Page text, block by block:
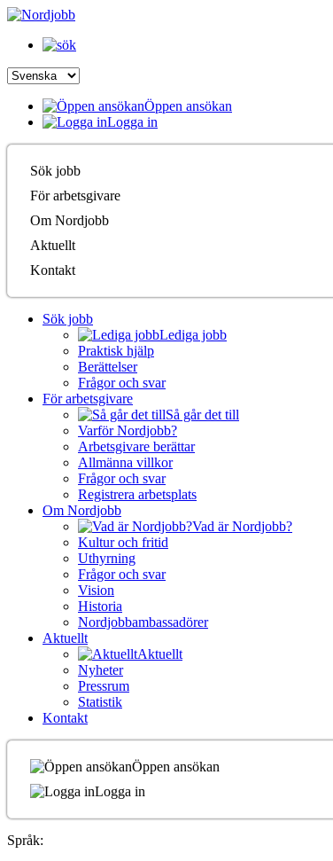
Öppen ansökan
Logga in
Sök jobb
För arbetsgivare
Om Nordjobb
Aktuellt
Kontakt
Sök jobb
Lediga jobb
Praktisk hjälp
Berättelser
Frågor och svar
För arbetsgivare
Så går det till
Varför Nordjobb?
Arbetsgivare berättar
Allmänna villkor
Frågor och svar
Registrera arbetsplats
Om Nordjobb
Vad är Nordjobb?
Kultur och fritid
Uthyrning
Frågor och svar
Vision
Historia
Nordjobbambassadörer
Aktuellt
Aktuellt
Nyheter
Pressrum
Statistik
Kontakt
Öppen ansökan
Logga in
Språk: